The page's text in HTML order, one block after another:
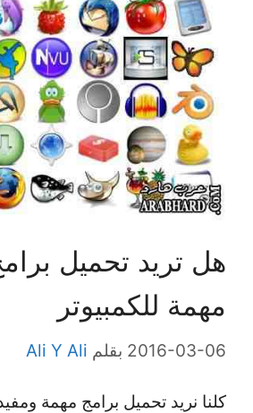
هل تريد تحميل
مهمة للكمبيوتر
2016-03-06 بقلم Ali Y Ali
كلنا نريد تحميل برامج مهمة